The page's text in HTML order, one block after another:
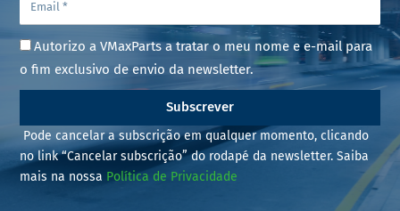
Autorizo a VMaxParts a tratar o meu nome e e-mail para
o fim exclusivo de envio da newsletter.
Subscrever
Pode cancelar a subscrição em qualquer momento, clicando
no link “Cancelar subscrição” do rodapé da newsletter. Saiba
mais na nossa Política de Privacidade